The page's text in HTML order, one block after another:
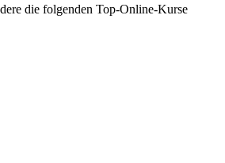
die folgenden Top-Online-Kurse